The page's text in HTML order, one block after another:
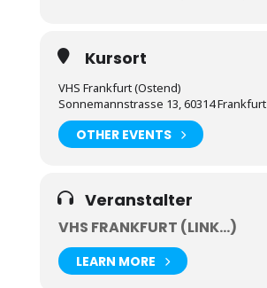
€10 zur Verfügung gestellt werden.
Kursort
VHS Frankfurt (Ostend)
Sonnemannstrasse 13, 60314 Frankfurt
OTHER EVENTS
Veranstalter
VHS FRANKFURT (LINK...)
LEARN MORE